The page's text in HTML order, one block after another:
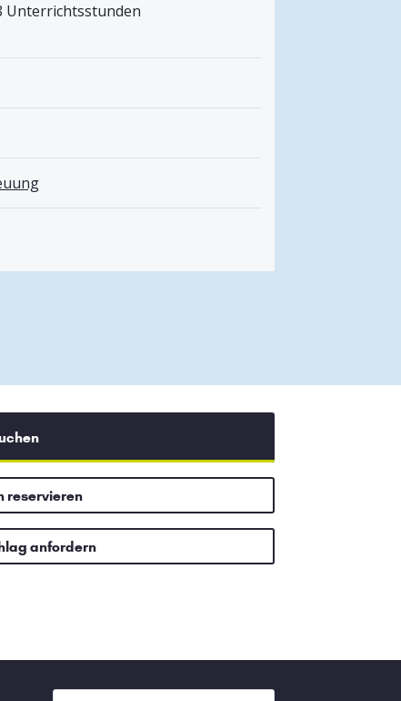
Unterrichtsstunden
reservieren
anfordern